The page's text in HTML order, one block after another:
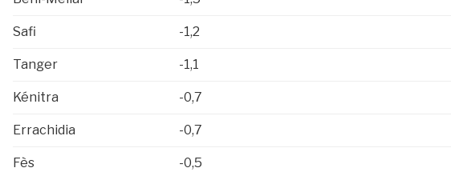
Safi -1,2
Tanger -1,1
Kénitra -0,7
Errachidia -0,7
Fès -0,5